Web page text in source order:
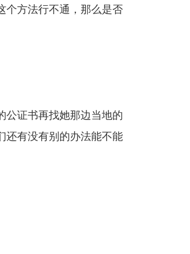
个方法行不通，那么是否
公证书再找她那边当地的
还有没有别的办法能不能